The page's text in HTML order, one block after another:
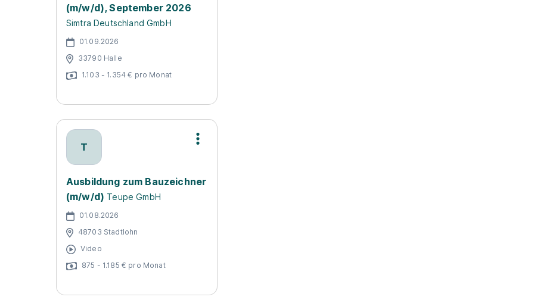
(m/w/d), September 2026
Simtra Deutschland GmbH
01.09.2026
33790 Halle
1.103 - 1.354 € pro Monat
T
Ausbildung zum Bauzeichner
(m/w/d) Teupe GmbH
01.08.2026
48703 Stadtlohn
Video
875 - 1.185 € pro Monat